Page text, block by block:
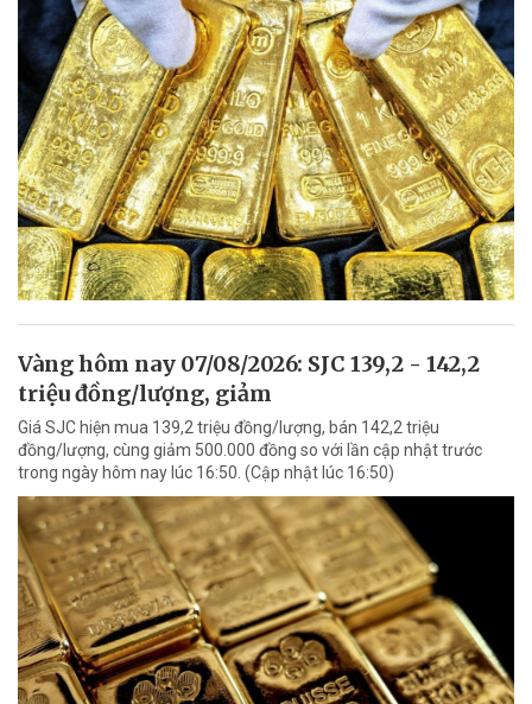
Vàng hôm nay 07/08/2026: SJC 139,2 - 142,2
triệu đồng/lượng, giảm
Giá SJC hiện mua 139,2 triệu đồng/lượng, bán 142,2 triệu
đồng/lượng, cùng giảm 500.000 đồng so với lần cập nhật trước
trong ngày hôm nay lúc 16:50. (Cập nhật lúc 16:50)